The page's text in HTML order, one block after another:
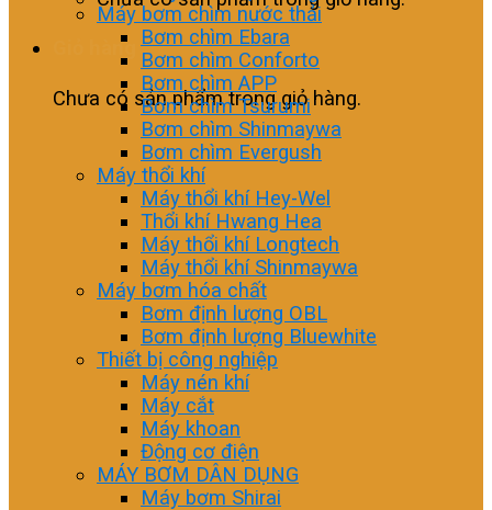
Giỏ hàng
Chưa có sản phẩm trong giỏ hàng.
Máy bơm chìm nước thải
Bơm chìm Ebara
Bơm chìm Conforto
Bơm chìm APP
Bơm chìm Tsurumi
Bơm chìm Shinmaywa
Bơm chìm Evergush
Máy thổi khí
Máy thổi khí Hey-Wel
Thổi khí Hwang Hea
Máy thổi khí Longtech
Máy thổi khí Shinmaywa
Máy bơm hóa chất
Bơm định lượng OBL
Bơm định lượng Bluewhite
Thiết bị công nghiệp
Máy nén khí
Máy cắt
Máy khoan
Động cơ điện
MÁY BƠM DÂN DỤNG
Máy bơm Shirai